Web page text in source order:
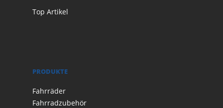
Top Artikel
PRODUKTE
Fahrräder
Fahrradzubehör